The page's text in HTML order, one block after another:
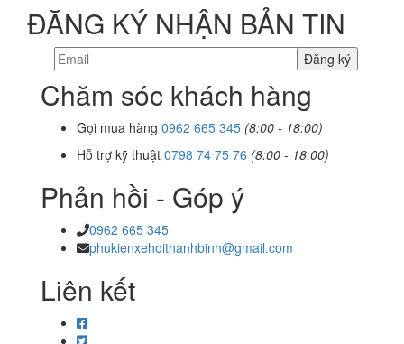
ĐĂNG KÝ NHẬN BẢN TIN
Chăm sóc khách hàng
Gọi mua hàng 0962 665 345 (8:00 - 18:00)
Hỗ trợ kỹ thuật 0798 74 75 76 (8:00 - 18:00)
Phản hồi - Góp ý
0962 665 345
phukienxehoithanhbinh@gmail.com
Liên kết